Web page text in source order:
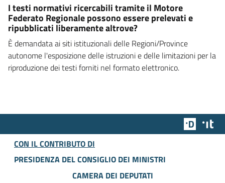
I testi normativi ricercabili tramite il Motore
Federato Regionale possono essere prelevati e
ripubblicati liberamente altrove?
È demandata ai siti istituzionali delle Regioni/Province
autonome l'esposizione delle istruzioni e delle limitazioni per la
riproduzione dei testi forniti nel formato elettronico.
Team
CON IL CONTRIBUTO DI
PRESIDENZA DEL CONSIGLIO DEI MINISTRI
CAMERA DEI DEPUTATI